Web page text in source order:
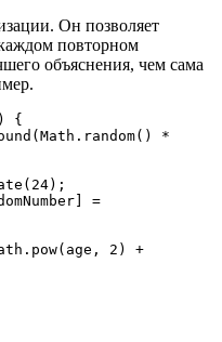
Он позволяет
повторном
объяснения, чем сама
{